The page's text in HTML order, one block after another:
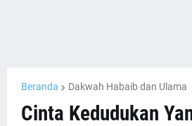
Beranda Dakwah Habaib dan Ulama
Cinta Kedudukan